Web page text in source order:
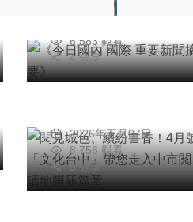
6,583 觀看
4 分享
閱見城色、繽紛書
香！4月號「文化台
2026年五月07日
8,756 觀看
5 分享